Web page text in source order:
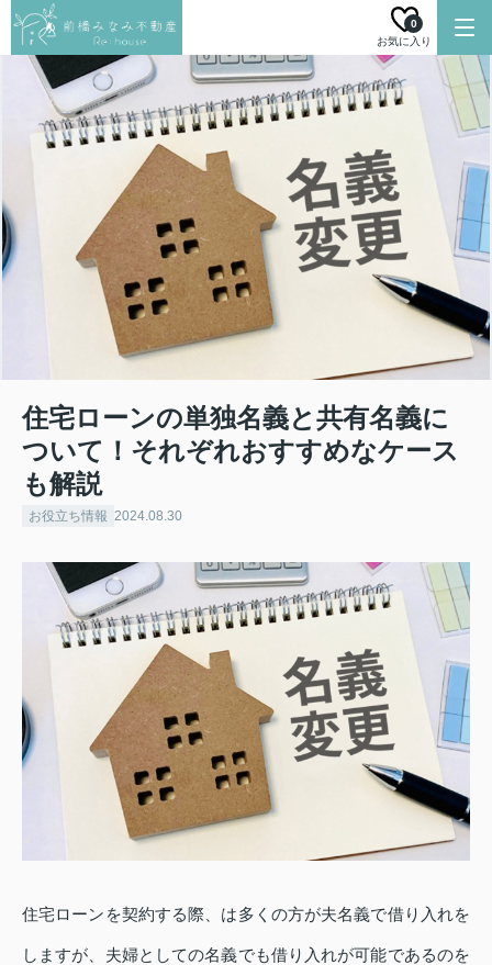
お気に入り
0
住宅ローンの単独名義と共有名義に
ついて！それぞれおすすめなケース
も解説
お役立ち情報 2024.08.30
住宅ローンを契約する際、は多くの方が夫名義で借り入れを
しますが、夫婦としての名義でも借り入れが可能であるのを